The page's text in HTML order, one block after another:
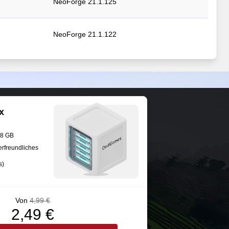
NeoForge 21.1.122
NeoForge 21.1.83
NeoForge 21.1.83
GB
Von 4,99 €
2,49 €